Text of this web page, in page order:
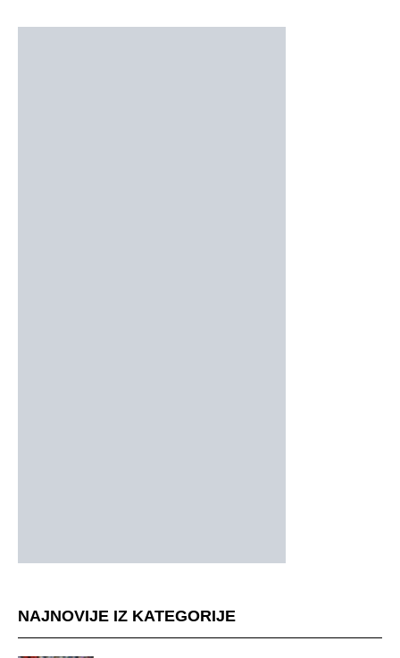
NAJNOVIJE IZ KATEGORIJE